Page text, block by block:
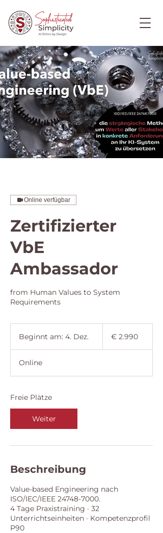
Online verfügbar
Zertifizierter
VbE
Ambassador
from Human Values to System
Requirements
Beginnt am: 4. Dez.
n
.
€ 2.990
Online
Freie Plätze
Weiter
Beschreibung
Value-based Engineering nach
ISO/IEC/IEEE 24748-7000.
4 Tage Praxistraining · 32
Unterrichtseinheiten · Kompetenzprofil
P90